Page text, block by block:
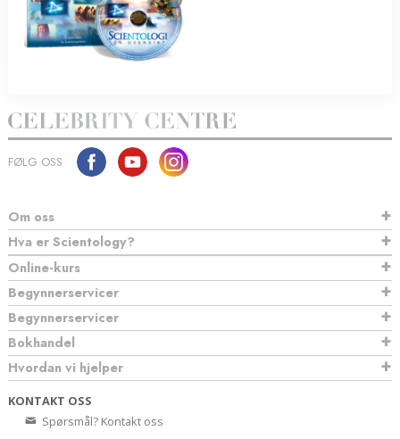
FØLG OSS
Om oss
Hva er Scientology?
Online-kurs
Begynnerservicer
Begynnerservicer
Bokhandel
Hvordan vi hjelper
KONTAKT OSS
Spørsmål? Kontakt oss